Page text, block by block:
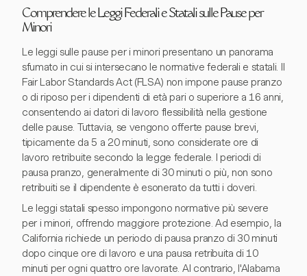
Comprendere le Leggi Federali e Statali sulle Pause per
Minori
Le leggi sulle pause per i minori presentano un panorama
sfumato in cui si intersecano le normative federali e statali. Il
Fair Labor Standards Act (FLSA) non impone pause pranzo
o di riposo per i dipendenti di età pari o superiore a 16 anni,
consentendo ai datori di lavoro flessibilità nella gestione
delle pause. Tuttavia, se vengono offerte pause brevi,
tipicamente da 5 a 20 minuti, sono considerate ore di
lavoro retribuite secondo la legge federale. I periodi di
pausa pranzo, generalmente di 30 minuti o più, non sono
retribuiti se il dipendente è esonerato da tutti i doveri.
Le leggi statali spesso impongono normative più severe
per i minori, offrendo maggiore protezione. Ad esempio, la
California richiede un periodo di pausa pranzo di 30 minuti
dopo cinque ore di lavoro e una pausa retribuita di 10
minuti per ogni quattro ore lavorate. Al contrario, l'Alabama